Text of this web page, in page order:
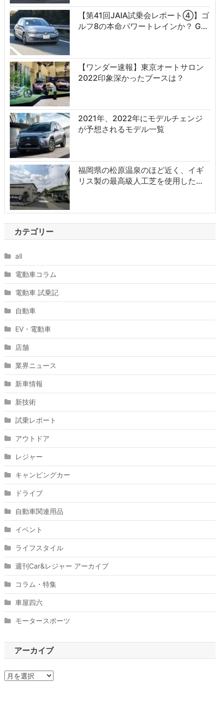
【第41回JAIA試乗会レポート④】ゴ
ルフ8の本命パワートレインか？ G…
【ワンダー速報】東京オートサロン
2022印象深かったブースは？
2021年、2022年にモデルチェンジ
が予想されるモデル一覧
福岡県の松原温泉のほど近く、イギ
リス製の最高級人工芝を使用した…
カテゴリー
all
電動車コラム
電動車 試乗記
自動車
EV・電動車
店舗
業界ニュース
新車情報
新技術
試乗レポート
アウトドア
レジャー
キャンピングカー
ドライブ
自動車関連用品
イベント
ライフスタイル
週刊Car&レジャー アーカイブ
コラム・特集
車屋四六
モータースポーツ
アーカイブ
ア